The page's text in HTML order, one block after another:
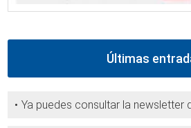
Últimas
Ya puedes consultar la newsletter